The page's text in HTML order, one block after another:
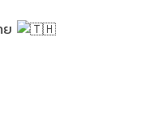
ย​